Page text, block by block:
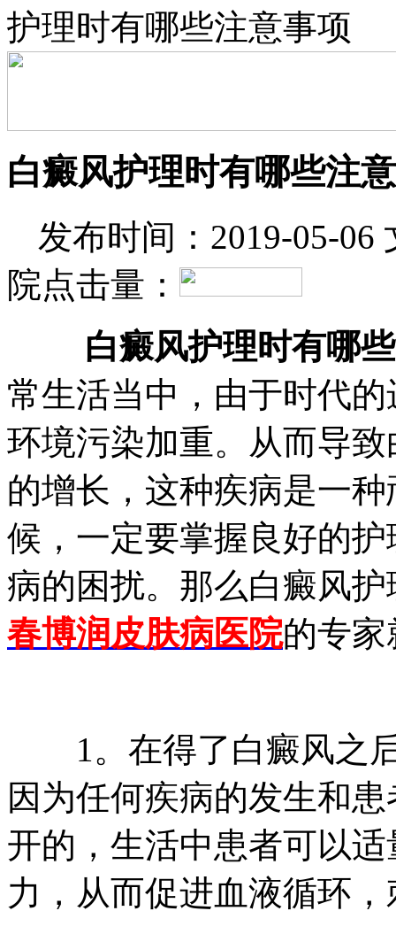
护理时有哪些注意事项
白癜风护理时有哪些注
发布时间：2019-05-06
院点击量：
白癜风护理时有哪
常生活当中，由于时代
环境污染加重。从而导
的增长，这种疾病是一
候，一定要掌握良好的
病的困扰。那么白癜风
春博润皮肤病医院的专家
1。在得了白癜风之后
因为任何疾病的发生和
开的，生活中患者可以
力，从而促进血液循环